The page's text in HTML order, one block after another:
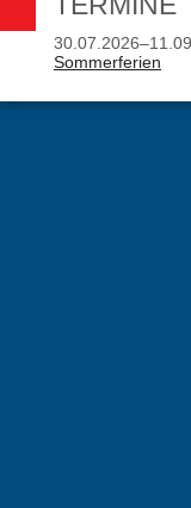
Sommerferien